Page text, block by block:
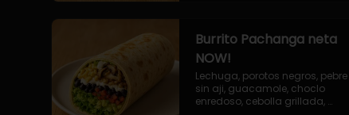
Burrito Pachanga neta
NOW!
Lechuga, porotos negros, pebre
sin aji, guacamole, choclo
enredoso, cebolla grillada,